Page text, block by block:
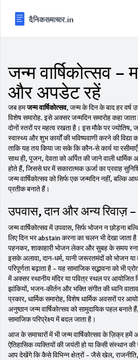
जन्म वार्षिकोत्सव
और अपडेट रहें
जब हमजन्म वार्षिकोत्सव, जन्म के दिन के बाद हर वर्ष
विशेष समारोह. इसे अक्सरजन्मदिन समारोहकहा जाता
दोनों स्तरों पर महत्व रखता है। इस मौके परज्योतिष,
स्वास्थ्य और शुभ कार्यों की भविष्यवाणी करने की विद्या
ताकि यह तय किया जा सके कि कौन‑से कार्य या
साथ ही, पूजन, देवता को अर्पित की जाने वाली धार्मिक
होते हैं, जिससे घर में सकारात्मक ऊर्जा का प्रवाह
जन्म वार्षिकोत्सव को सिर्फ एक जन्मदिन नहीं, बल्कि
प्रतीक बनाते हैं।
उपवास, दान और अन्य रिवाज़
जन्म वार्षिकोत्सव मेंउपवास, सिर्फ भोजन न छोड़ना
लिए दिन भर abstain करनाका चलन भी देखा जाता
पहनकर, शाकाहारी भोजन लेकर और सुबह के समय
इसके अलावा, दान‑धर्म, यानी जरूरतमंदों को भोजन
परिपूर्णता बढ़ाता है – यह सामाजिक सद्भावना को भी
में अक्सर स्थानीय मंदिर या पवित्र स्थल पर आयोजित
झांकियों, भजन‑कीर्तन और भक्ति संगीत की ध्वनि
प्रकार, धार्मिक समारोह, विशेष धार्मिक अवसरों पर
अनुष्ठानजन्म वार्षिकोत्सव को सामुदायिक पहल
सामाजिक परिप्रेक्ष्य में बदल जाता है।
आज के समाचारों में भी जन्म वार्षिकोत्सव के ज़िक्र हमें
ऐतिहासिक व्यक्तियों की जयंती हो या किसी संस्थान
आप देखेंगे कि कैसे विभिन्न क्षेत्रों – जैसे खेल,